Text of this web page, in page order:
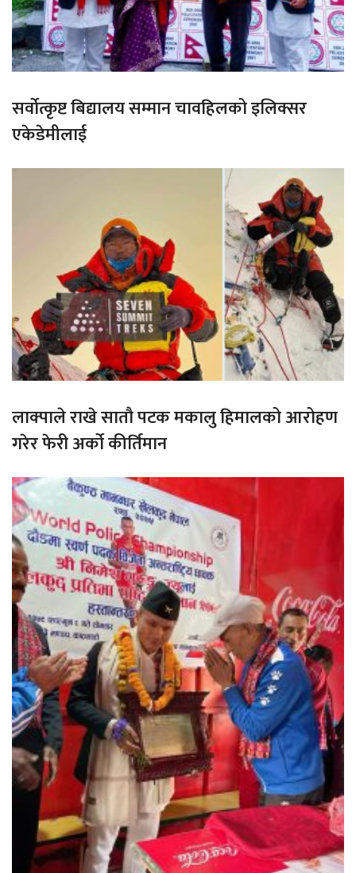
सर्वोत्कृष्ट बिद्यालय सम्मान चावहिलको इलिक्सर
एकेडेमीलाई
लाक्पाले राखे सातौ पटक मकालु हिमालको आरोहण
गरेर फेरी अर्को कीर्तिमान